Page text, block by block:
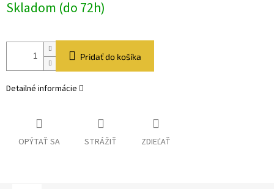
cena:
Skladom (do 72h)
Pridať do košíka
Detailné informácie
OPÝTAŤ SA STRÁŽIŤ ZDIEĽAŤ